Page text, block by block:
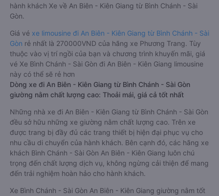
hành khách Xe về An Biên - Kiên Giang từ Bình Chánh - Sài
Gòn.
Giá vé xe limousine đi An Biên - Kiên Giang từ Bình Chánh - Sài
Gòn rẻ nhất là 270000VND của hãng xe Phương Trang. Tùy
thuộc vào vị trí ngồi của bạn và chương trình khuyến mãi, giá
vé Xe Bình Chánh - Sài Gòn đi An Biên - Kiên Giang limousine
này có thể sẽ rẻ hơn
Dòng xe đi An Biên - Kiên Giang từ Bình Chánh - Sài Gòn
giường nằm chất lượng cao: Thoải mái, giá cả tốt nhất
Những nhà xe đi An Biên - Kiên Giang từ Bình Chánh - Sài Gòn
đều sở hữu những xe giường nằm chất lượng cao. Trên xe
được trang bị đầy đủ các trang thiết bị hiện đại phục vụ cho
nhu cầu di chuyển của hành khách. Bên cạnh đó, các hãng xe
khách Bình Chánh - Sài Gòn An Biên - Kiên Giang luôn chú
trọng đến chất lượng dịch vụ, không ngừng cải thiện để mang
đến trải nghiệm hoàn hảo cho hành khách.
Xe Bình Chánh - Sài Gòn An Biên - Kiên Giang giường nằm tốt